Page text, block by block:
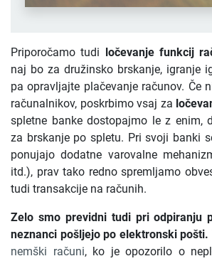
Priporočamo tudi ločevanje funkcij
naj bo za družinsko brskanje, igranje
pa opravljajte plačevanje računov. Če
računalnikov, poskrbimo vsaj za
spletne banke dostopajmo le z enim,
za brskanje po spletu. Pri svoji banki
ponujajo dodatne varovalne
itd.), prav tako redno spremljamo
tudi transakcije na računih.
Zelo smo previdni tudi pri odpiranju
neznanci pošljejo po elektronski pošti.
nemški računi, ko je opozorilo o